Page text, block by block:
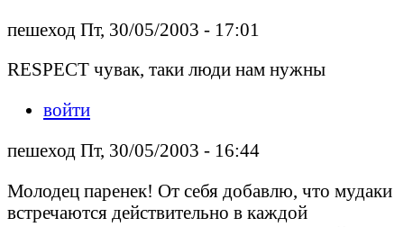
пешеход Пт, 30/05/2003 - 17:01
RESPECT чувак, таки люди нам нужны
войти
пешеход Пт, 30/05/2003 - 16:44
Молодец паренек! От себя добавлю, что мудаки
встречаются действительно в каждой